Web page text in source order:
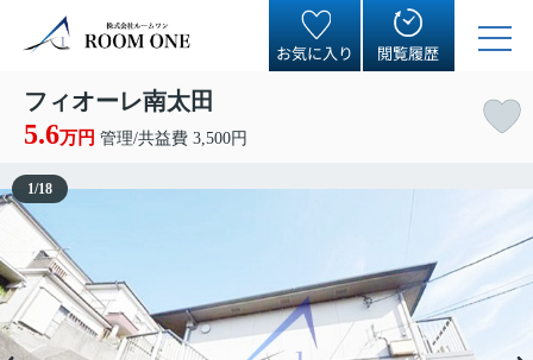
お気に入り 閲覧履歴
フィオーレ南太田
5.6万円 管理/共益費 3,500円
1/18